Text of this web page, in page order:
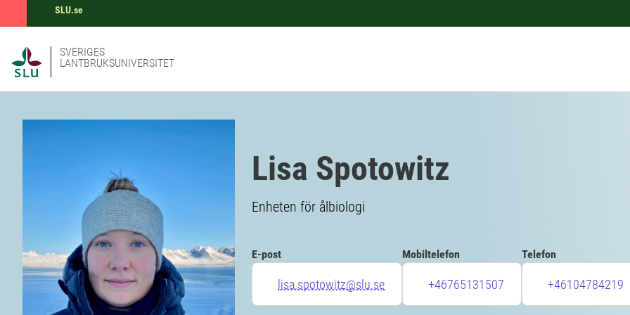
SLU.se
SVERIGES
LANTBRUKSUNIVERSITET
Lisa Spotowitz
Enheten för ålbiologi
E-post
lisa.spotowitz@slu.se
Mobiltelefon
+46765131507
Telefon
+46104784219